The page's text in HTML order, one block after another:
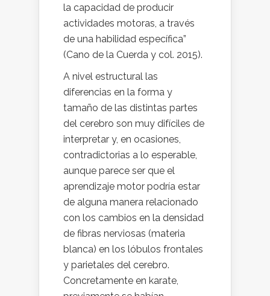
la capacidad de producir
actividades motoras, a través
de una habilidad específica”
(Cano de la Cuerda y col. 2015).
A nivel estructural las
diferencias en la forma y
tamaño de las distintas partes
del cerebro son muy difíciles de
interpretar y, en ocasiones,
contradictorias a lo esperable,
aunque parece ser que el
aprendizaje motor podría estar
de alguna manera relacionado
con los cambios en la densidad
de fibras nerviosas (materia
blanca) en los lóbulos frontales
y parietales del cerebro.
Concretamente en karate,